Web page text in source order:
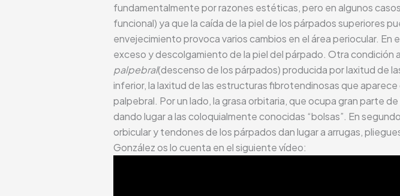
fundamentalmente por razones estéticas, pero en algunos
funcional) ya que la caída de la piel de los párpados superiores
envejecimiento provoca varios cambios en el área periocular.
exceso y descolgamiento de la piel del párpado. Otra condición
palpebral(descenso de los párpados) producida por laxitud de
inferior, la laxitud de las estructuras fibrotendinosas que
palpebral. Por un lado, la grasa orbitaria, que ocupa gran parte
dando lugar a las coloquialmente conocidas “bolsas”. En
orbicular y tendones de los párpados dan lugar a arrugas,
González os lo cuenta en el siguiente vídeo: